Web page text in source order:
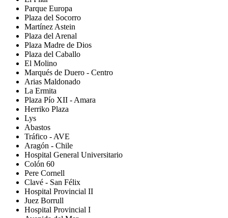
Parque Europa
Plaza del Socorro
Martínez Astein
Plaza del Arenal
Plaza Madre de Dios
Plaza del Caballo
El Molino
Marqués de Duero - Centro
Arias Maldonado
La Ermita
Plaza Pío XII - Amara
Herriko Plaza
Lys
Abastos
Tráfico - AVE
Aragón - Chile
Hospital General Universitario
Colón 60
Pere Cornell
Clavé - San Félix
Hospital Provincial II
Juez Borrull
Hospital Provincial I